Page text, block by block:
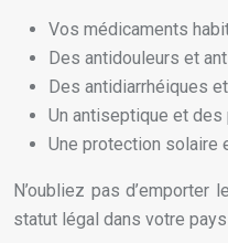
Vos médicaments
Des antidouleurs et
Des antidiarrhéiques
Un antiseptique et des
Une protection solaire
N’oubliez pas
statut légal dans votre